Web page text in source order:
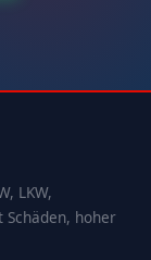
LKW,
hoher